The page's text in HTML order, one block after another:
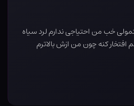
خب من احتیاجی ندارم لرد سیاه
افتخار کنه چون من ازش بالاترم